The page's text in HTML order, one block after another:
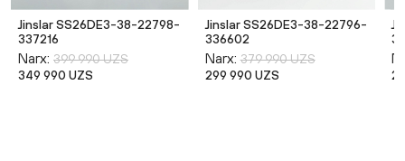
Jinslar SS26DE3-38-22798-
337216
Narx: 399 990 UZS
349 990 UZS
Jinslar SS26DE3-38-22796-
336602
Narx: 379 990 UZS
299 990 UZS